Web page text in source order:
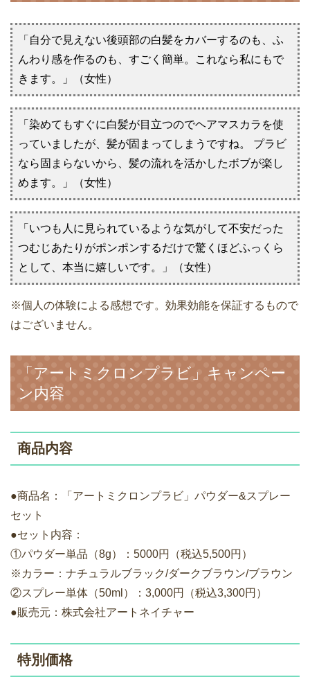
「自分で見えない後頭部の白髪をカバーするのも、ふ
んわり感を作るのも、すごく簡単。これなら私にもで
きます。」（女性）
「染めてもすぐに白髪が目立つのでヘアマスカラを使
っていましたが、髪が固まってしまうですね。 プラビ
なら固まらないから、髪の流れを活かしたボブが楽し
めます。」（女性）
「いつも人に見られているような気がして不安だった
つむじあたりがポンポンするだけで驚くほどふっくら
として、本当に嬉しいです。」（女性）
※個人の体験による感想です。効果効能を保証するもので
はございません。
「アートミクロンプラビ」キャンペー
ン内容
商品内容
●商品名：「アートミクロンプラビ」パウダー&スプレー
セット
●セット内容：
①パウダー単品（8g）：5000円（税込5,500円）
※カラー：ナチュラルブラック/ダークブラウン/ブラウン
②スプレー単体（50ml）：3,000円（税込3,300円）
●販売元：株式会社アートネイチャー
特別価格